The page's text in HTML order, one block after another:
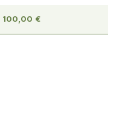
100,00 €